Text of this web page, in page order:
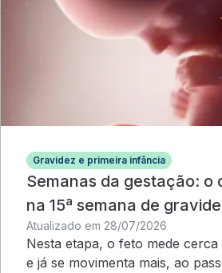
Gravidez e primeira infância
Semanas da gestação: o
na 15ª semana de
Atualizado em 28/07/2026
Nesta etapa, o feto mede
e já se movimenta mais, ao